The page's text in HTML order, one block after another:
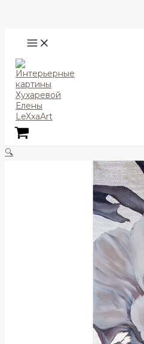
MAIN
MENU
🔍